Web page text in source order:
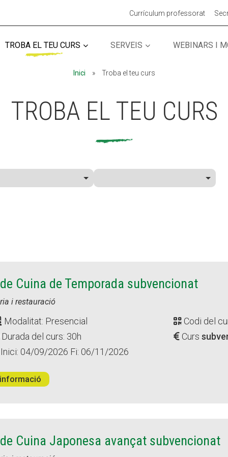
Currículum professorat
TROBA EL TEU CURS SERVEIS WEBINARS I
Inici » Troba el teu curs
TROBA EL TEU CURS
Cuina de Temporada subvencionat
i restauració
Modalitat: Presencial
Codi del
Durada del curs: 30h
Curs
Inici: 04/09/2026 Fi: 06/11/2026
Cuina Japonesa avançat subvencionat
MÓN ESCOLAR
ACCIÓ SOCIAL I JOVES ESPLAIS
MÓN ESCOLAR
ACCIÓ SOCIAL I JOVES ESPLAIS